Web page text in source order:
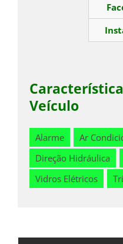
Veículo
Alarme Ar
Direção Hidráulica
Vidros Elétricos